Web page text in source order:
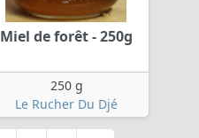
Miel de forêt - 250g
250 g
Le Rucher Du Djé